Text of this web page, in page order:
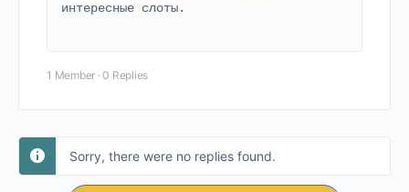
интересные слоты.
1 Member · 0 Replies
Sorry, there were no replies found.